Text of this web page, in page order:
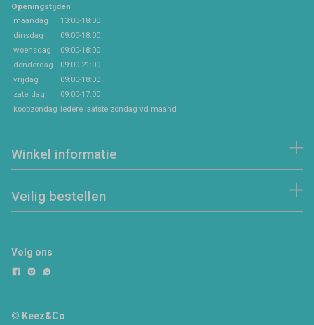
Openingstijden
maandag
13:00-18:00
dinsdag
09:00-18:00
woensdag
09:00-18:00
donderdag
09:00-21:00
vrijdag
09:00-18:00
zaterdag
09:00-17:00
koopzondag iedere laatste zondag vd maand
Winkel informatie
Veilig bestellen
Volg ons
© Keez&Co